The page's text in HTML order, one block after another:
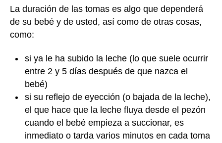
La duración de las tomas es algo que dependerá
de su bebé y de usted, así como de otras cosas,
como:
si ya le ha subido la leche (lo que suele ocurrir
entre 2 y 5 días después de que nazca el
bebé)
si su reflejo de eyección (o bajada de la leche),
el que hace que la leche fluya desde el pezón
cuando el bebé empieza a succionar, es
inmediato o tarda varios minutos en cada toma